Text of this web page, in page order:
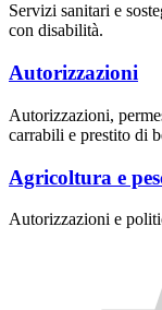
Servizi sanitari e
con disabilità.
Autorizzazioni
Autorizzazioni,
carrabili e prestito di
Agricoltura e
Autorizzazioni e